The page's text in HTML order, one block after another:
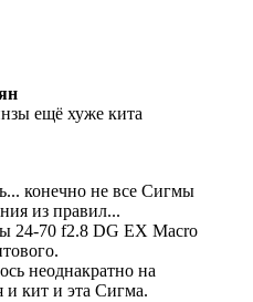
ещё хуже кита
конечно не все Сигмы
из правил...
24-70 f2.8 DG EX Macro
неоднакратно на
и кит и эта Сигма.